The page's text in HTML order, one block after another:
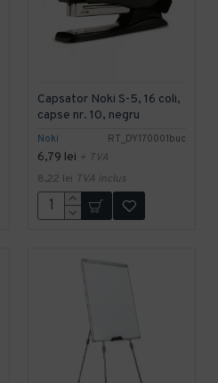
Noki RT_DY170001buc
Capsator Noki S-5, 16 coli,
capse nr. 10, negru
6,79 lei + TVA
8,22 lei TVA inclus